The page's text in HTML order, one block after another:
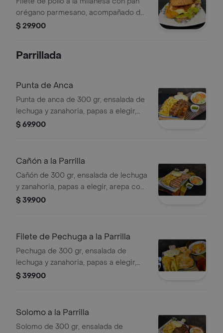
orégano parmesano, acompañado de
queso mozzarella, tocineta, cebolla,
$ 29.900
Parrillada
Punta de Anca
Punta de anca de 300 gr, ensalada de
lechuga y zanahoria, papas a elegir,
arepa con queso mozzarella.
$ 69.900
Cañón a la Parrilla
Cañón de 300 gr, ensalada de lechuga
y zanahoria, papas a elegir, arepa con
queso mozzarella.
$ 39.900
Filete de Pechuga a la Parrilla
Pechuga de 300 gr, ensalada de
lechuga y zanahoria, papas a elegir,
arepa con queso mozzarella.
$ 39.900
Solomo a la Parrilla
Solomo de 300 gr, ensalada de